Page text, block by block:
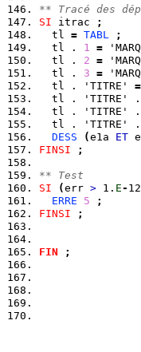
** Tracé des
SI itrac
;
  tl
= TABL
;
  tl .
1 =
  tl .
2 =
  tl .
3 =
  tl . 'TITRE'
=
tl . 'TITRE'
tl . 'TITRE'
tl . 'TITRE'
DESS
(e1a ET
FINSI
;
** Test
SI
(err > 1. E- 12
ERRE
5
;
FINSI
;
FIN ;